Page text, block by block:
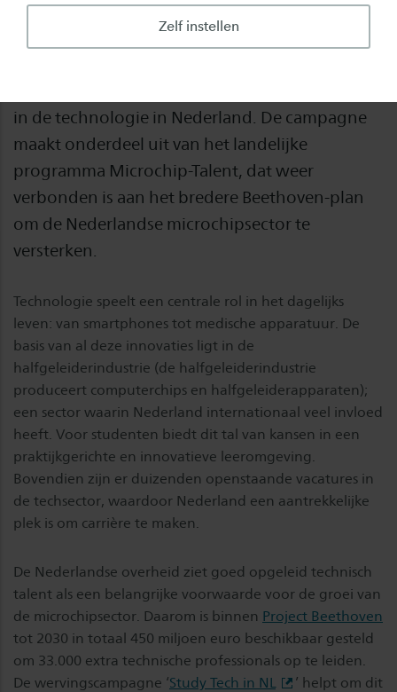
Zelf instellen
wervingscampagne Study Tech in NL. Met deze
campagne willen zes Nederlandse hogescholen
in de technologie in Nederland. De campagne
maakt onderdeel uit van het landelijke
programma Microchip-Talent, dat weer
verbonden is aan het bredere Beethoven-plan
om de Nederlandse microchipsector te
versterken.
Technologie speelt een centrale rol in het dagelijks
leven: van smartphones tot medische apparatuur. De
basis van al deze innovaties ligt in de
halfgeleiderindustrie (de halfgeleiderindustrie
produceert computerchips en halfgeleiderapparaten);
een sector waarin Nederland internationaal veel invloed
heeft. Voor studenten biedt dit tal van kansen in een
praktijkgerichte en innovatieve leeromgeving.
Bovendien zijn er duizenden openstaande vacatures in
de techsector, waardoor Nederland een aantrekkelijke
plek is om carrière te maken.
De Nederlandse overheid ziet goed opgeleid technisch
talent als een belangrijke voorwaarde voor de groei van
de microchipsector. Daarom is binnen Project Beethoven
tot 2030 in totaal 450 miljoen euro beschikbaar gesteld
om 33.000 extra technische professionals op te leiden.
De wervingscampagne ‘Study Tech in NL
’ helpt om dit